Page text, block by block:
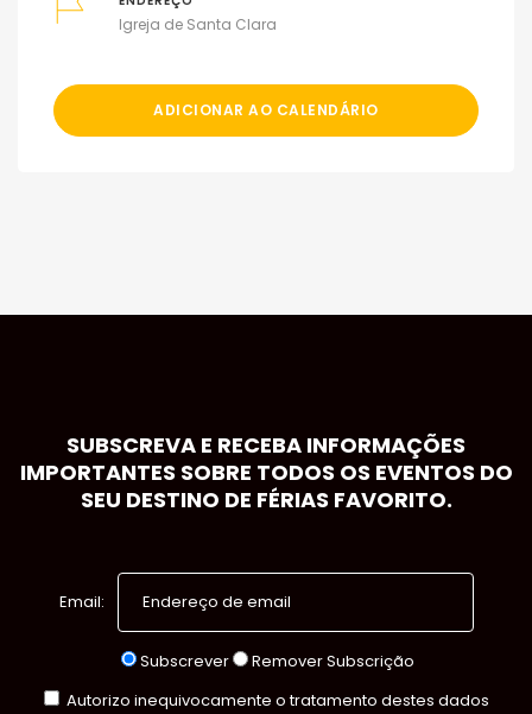
Igreja de Santa Clara
ADICIONAR AO CALENDÁRIO
SUBSCREVA E RECEBA INFORMAÇÕES
IMPORTANTES SOBRE TODOS OS EVENTOS DO
SEU DESTINO DE FÉRIAS FAVORITO.
Email:
Subscrever
Remover Subscrição
Autorizo inequivocamente o tratamento destes dados